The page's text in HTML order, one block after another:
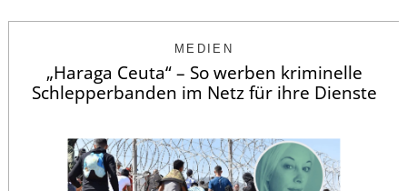
MEDIEN
„Haraga Ceuta“ – So werben kriminelle
Schlepperbanden im Netz für ihre Dienste